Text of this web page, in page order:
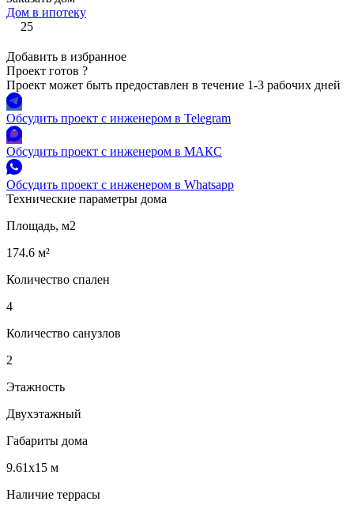
Дом в ипотеку
25
Добавить в избранное
Проект готов ?
Проект может быть предоставлен в течение 1-3 рабочих дней
Обсудить проект с инженером в Telegram
Обсудить проект с инженером в МАКС
Обсудить проект с инженером в Whatsapp
Технические параметры дома
Площадь, м2
174.6 м²
Количество спален
4
Количество санузлов
2
Этажность
Двухэтажный
Габариты дома
9.61х15 м
Наличие террасы